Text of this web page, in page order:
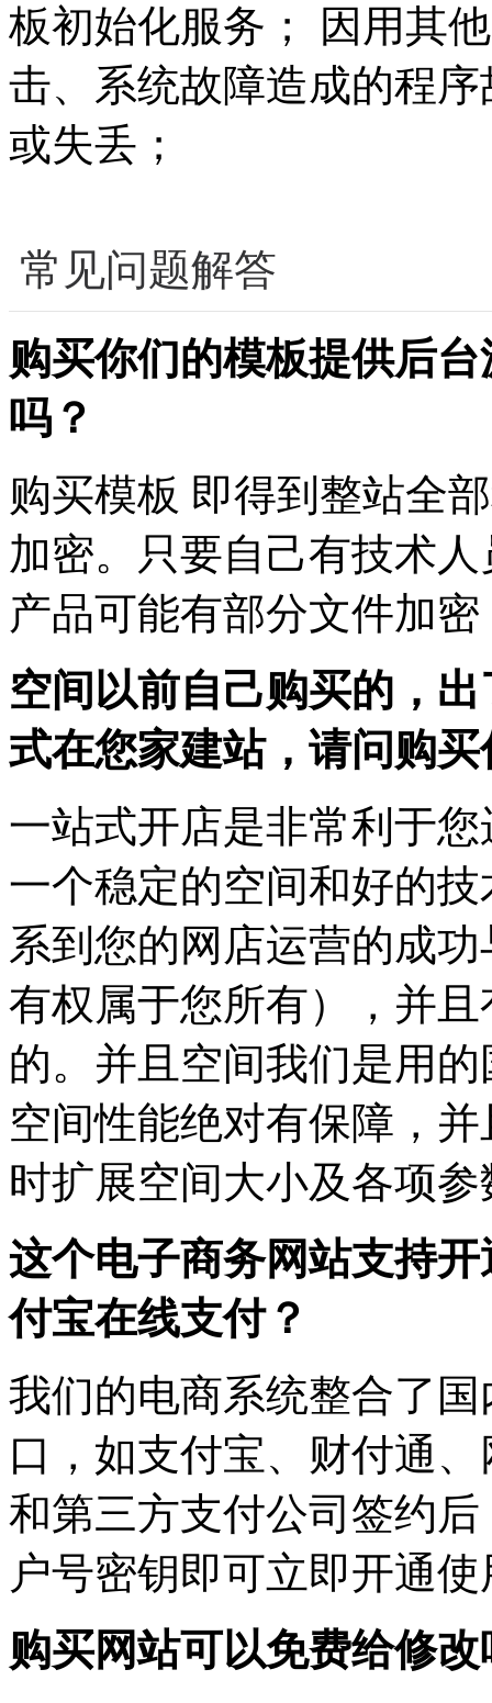
板初始化服务； 因用其
击、系统故障造成的程
或失丢；
常见问题解答
购买你们的模板提供后
吗？
购买模板 即得到整站全
加密。只要自己有技术
产品可能有部分文件加
空间以前自己购买的，
式在您家建站，请问购
一站式开店是非常利于
一个稳定的空间和好的
系到您的网店运营的成
有权属于您所有），并
的。并且空间我们是用
空间性能绝对有保障，
时扩展空间大小及各项参
这个电子商务网站支持
付宝在线支付？
我们的电商系统整合了
口，如支付宝、财付通
和第三方支付公司签约
户号密钥即可立即开通
购买网站可以免费给修改